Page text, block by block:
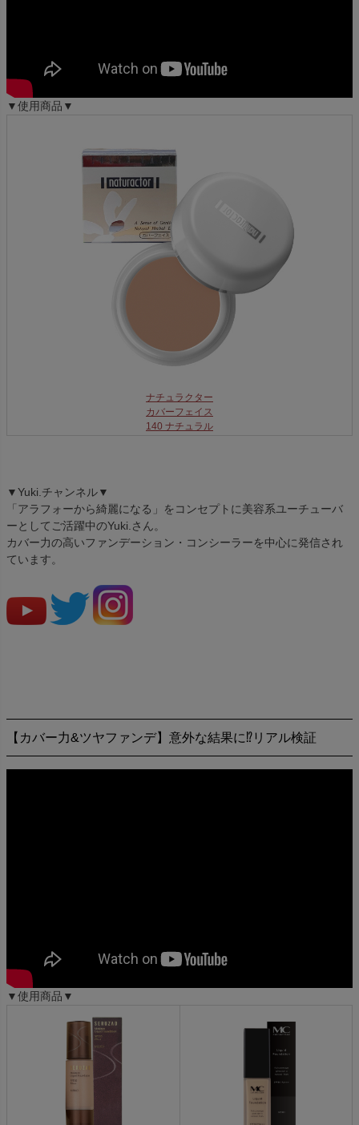
▼使用商品▼
ナチュラクター
カバーフェイス
140 ナチュラル
▼Yuki.チャンネル▼
「アラフォーから綺麗になる」をコンセプトに美容系ユーチューバ
ーとしてご活躍中のYuki.さん。
カバー力の高いファンデーション・コンシーラーを中心に発信され
ています。
【カバー力&ツヤファンデ】意外な結果に⁉︎リアル検証
▼使用商品▼